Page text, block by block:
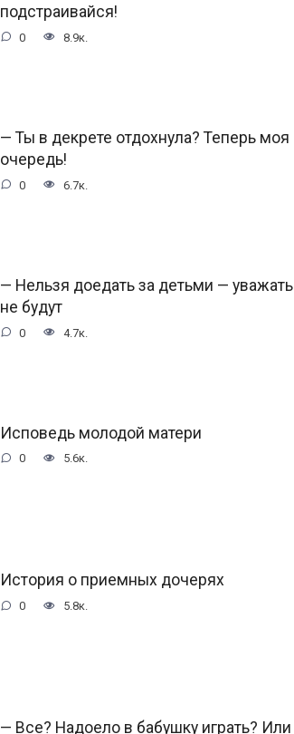
подстраивайся!
0 8.9к.
— Ты в декрете отдохнула? Теперь моя
очередь!
0 6.7к.
— Нельзя доедать за детьми — уважать
не будут
0 4.7к.
Исповедь молодой матери
0 5.6к.
История о приемных дочерях
0 5.8к.
— Все? Надоело в бабушку играть? Или